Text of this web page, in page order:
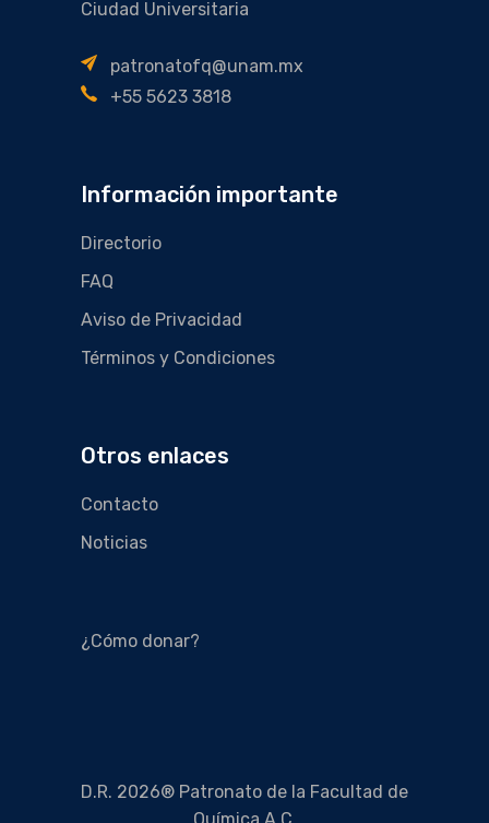
Ciudad Universitaria
patronatofq@unam.mx
+55 5623 3818
Información importante
Directorio
FAQ
Aviso de Privacidad
Términos y Condiciones
Otros enlaces
Contacto
Noticias
¿Cómo donar?
D.R. 2026® Patronato de la Facultad de